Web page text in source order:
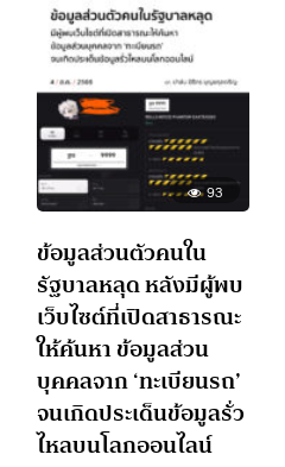
93
ข้อมูลส่วนตัวคนใน
รัฐบาลหลุด หลังมีผู้พบ
เว็บไซต์ที่เปิดสาธารณะ
ให้ค้นหา ข้อมูลส่วน
บุคคลจาก ‘ทะเบียนรถ’
จนเกิดประเด็นข้อมูลรั่ว
ไหลบนโลกออนไลน์